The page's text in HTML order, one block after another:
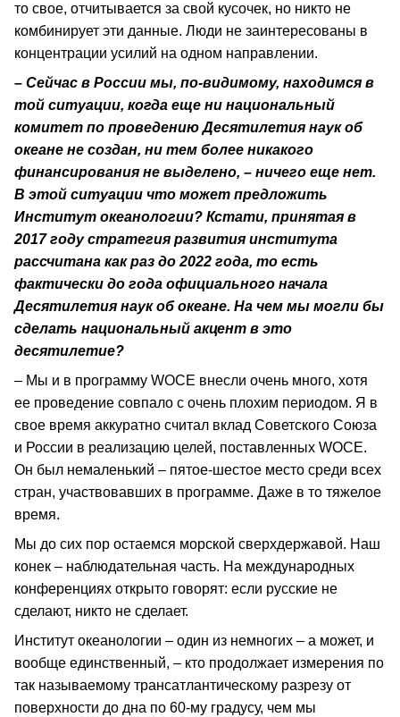
то свое, отчитывается за свой кусочек, но никто не
комбинирует эти данные. Люди не заинтересованы в
концентрации усилий на одном направлении.
– Сейчас в России мы, по-видимому, находимся в
той ситуации, когда еще ни национальный
комитет по проведению Десятилетия наук об
океане не создан, ни тем более никакого
финансирования не выделено, – ничего еще нет.
В этой ситуации что может предложить
Институт океанологии? Кстати, принятая в
2017 году стратегия развития института
рассчитана как раз до 2022 года, то есть
фактически до года официального начала
Десятилетия наук об океане. На чем мы могли бы
сделать национальный акцент в это
десятилетие?
– Мы и в программу WOCE внесли очень много, хотя
ее проведение совпало с очень плохим периодом. Я в
свое время аккуратно считал вклад Советского Союза
и России в реализацию целей, поставленных WOCE.
Он был немаленький – пятое-шестое место среди всех
стран, участвовавших в программе. Даже в то тяжелое
время.
Мы до сих пор остаемся морской сверхдержавой. Наш
конек – наблюдательная часть. На международных
конференциях открыто говорят: если русские не
сделают, никто не сделает.
Институт океанологии – один из немногих – а может, и
вообще единственный, – кто продолжает измерения по
так называемому трансатлантическому разрезу от
поверхности до дна по 60-му градусу, чем мы